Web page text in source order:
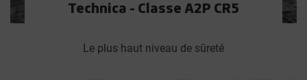
Technica - Classe A2P CR5
Le plus haut niveau de sûreté